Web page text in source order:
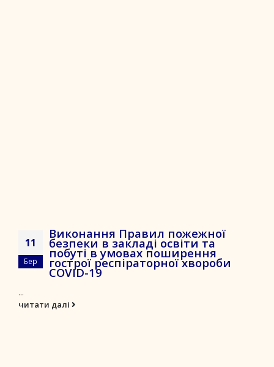
11
Бер
Виконання Правил пожежної
безпеки в закладі освіти та
побуті в умовах поширення
гострої респіраторної хвороби
COVID-19
...
читати далі